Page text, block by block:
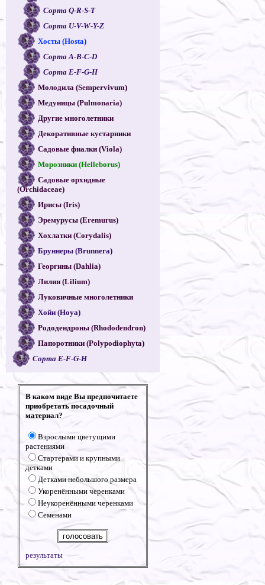
Сорта Q-R-S-T
Сорта U-V-W-Y-Z
Хосты (Hosta)
Сорта A-B-C-D
Сорта E-F-G-H
Молодила (Sempervivum)
Медуницы (Pulmonaria)
Другие многолетники
Декоративные кустарники
Садовые фиалки (Viola)
Морозники (Helleborus)
Садовые орхидные
(Orchidaceae)
Ирисы (Iris)
Эремурусы (Eremurus)
Хохлатки (Corydalis)
Бруннеры (Brunnera)
Георгины (Dahlia)
Лилии (Lilium)
Луковичные многолетники
Хойи (Hoya)
Рододендроны (Rhododendron)
Папоротники (Polypodiophyta)
Сорта E-F-G-H
В каком виде Вы предпочитаете
приобретать посадочный
материал?
Взрослыми цветущими
растениями
Стартерами и крупными
детками
Детками небольшого размера
Укоренёнными черенками
Неукоренёнными черенками
Семенами
результаты